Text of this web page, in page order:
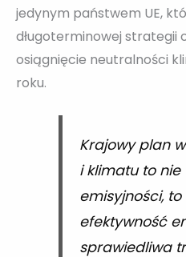
jedynym państwem UE,
długoterminowej strategii
osiągnięcie neutralności
roku.
Krajowy plan
i klimatu to
emisyjności, to
efektywność
sprawiedliwa